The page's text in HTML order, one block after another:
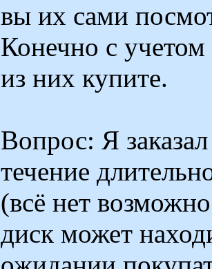
вы их сами
Конечно с
из них купите.
Вопрос: Я
течение
(всё нет
диск может